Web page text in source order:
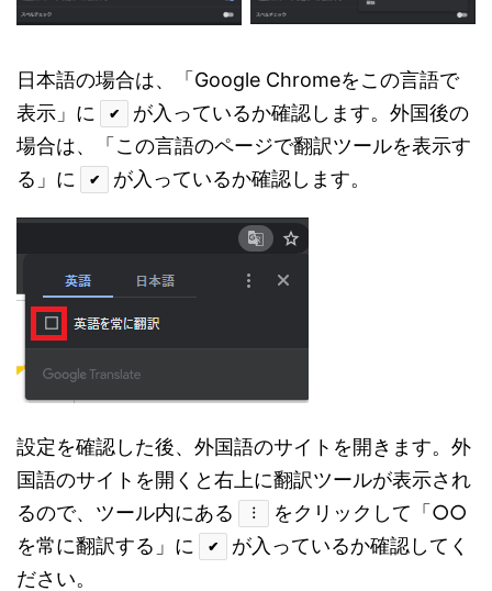
日本語の場合は、「Google Chromeをこの言語で
表示」に
✔
が入っているか確認します。外国後の
場合は、「この言語のページで翻訳ツールを表示す
る」に
✔ が入っているか確認します。
設定を確認した後、外国語のサイトを開きます。外
国語のサイトを開くと右上に翻訳ツールが表示され
るので、ツール内にある
︙
をクリックして「○○
を常に翻訳する」に
✔
が入っているか確認してく
ださい。